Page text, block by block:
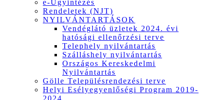
e-Ügyintézés
Rendeletek (NJT)
NYILVÁNTARTÁSOK
Vendéglátó üzletek 2024. évi
hatósági ellenőrzési terve
Telephely nyilvántartás
Szálláshely nyilvántartás
Országos Kereskedelmi
Nyilvántartás
Gölle Településrendezési terve
Helyi Esélyegyenlőségi Program 2019-
2024